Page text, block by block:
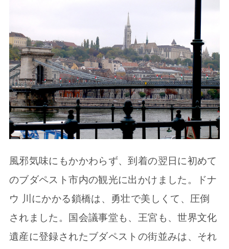
風邪気味にもかかわらず、到着の翌日に初めて
のブダペスト市内の観光に出かけました。ドナ
ウ 川にかかる鎖橋は、勇壮で美しくて、圧倒
されました。国会議事堂も、王宮も、世界文化
遺産に登録されたブダペストの街並みは、それ